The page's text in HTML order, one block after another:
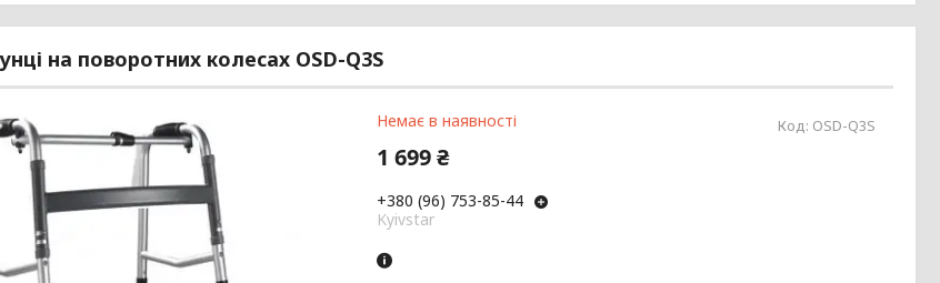
на поворотних колесах OSD-Q3S
Немає в наявності Код: OSD-Q3S
1 699 ₴
+380 (96) 753-85-44
Kyivstar